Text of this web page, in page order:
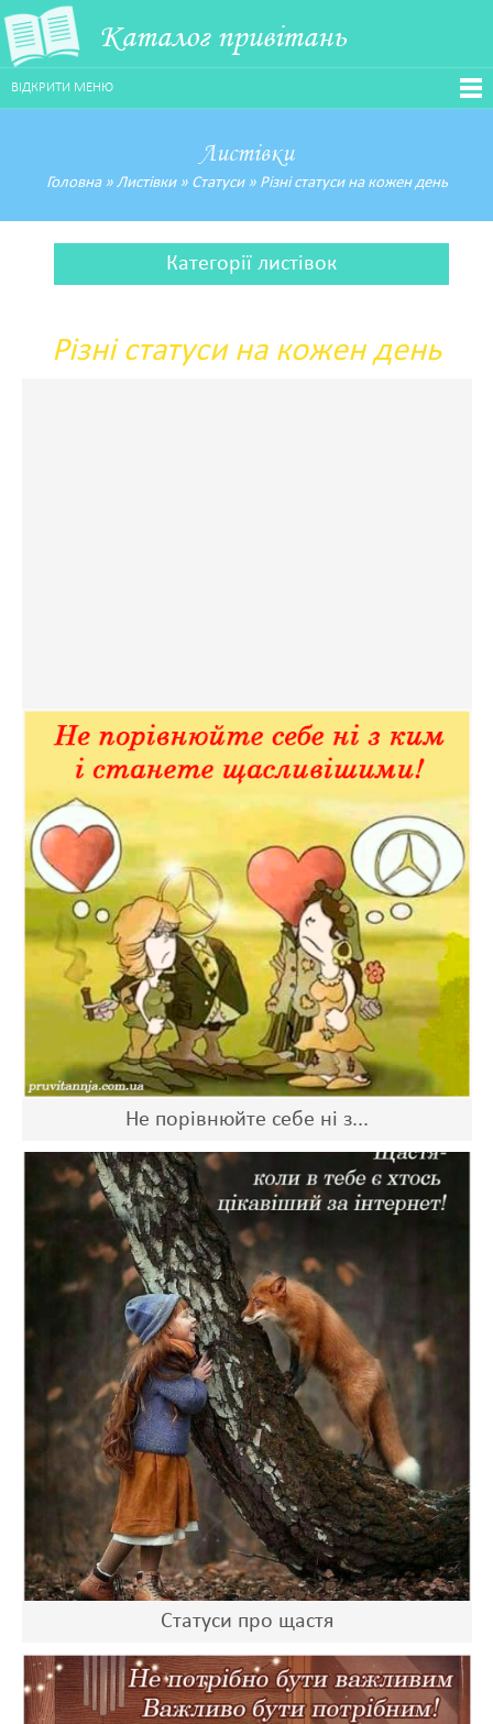
Каталог привітань
ВІДКРИТИ МЕНЮ
Листівки
Головна» Листівки» Статуси» Різні статуси на кожен день
Категорії листівок
Різні статуси на кожен день
Не порівнюйте себе ні з...
Статуси про щастя